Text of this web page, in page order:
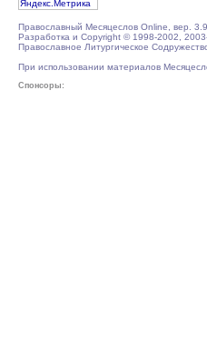
Православный Месяцеслов Online, вер.
Разработка и Copyright © 1998-2002,
Православное Литургическое
При использовании материалов
Спонсоры: